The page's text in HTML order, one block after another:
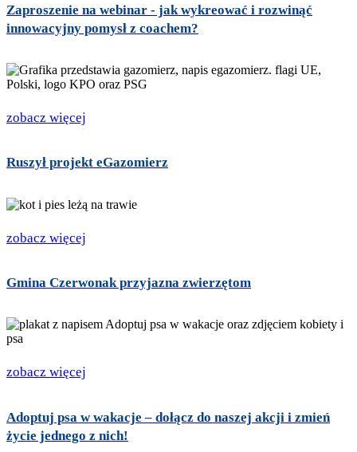
Zaproszenie na webinar - jak wykreować i rozwinąć
innowacyjny pomysł z coachem?
zobacz więcej
Ruszył projekt eGazomierz
zobacz więcej
Gmina Czerwonak przyjazna zwierzętom
zobacz więcej
Adoptuj psa w wakacje – dołącz do naszej akcji i zmień
życie jednego z nich!